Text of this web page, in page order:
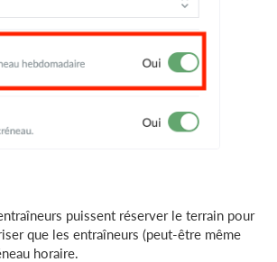
puissent réserver le terrain pour
que les entraîneurs (peut-être même
horaire.